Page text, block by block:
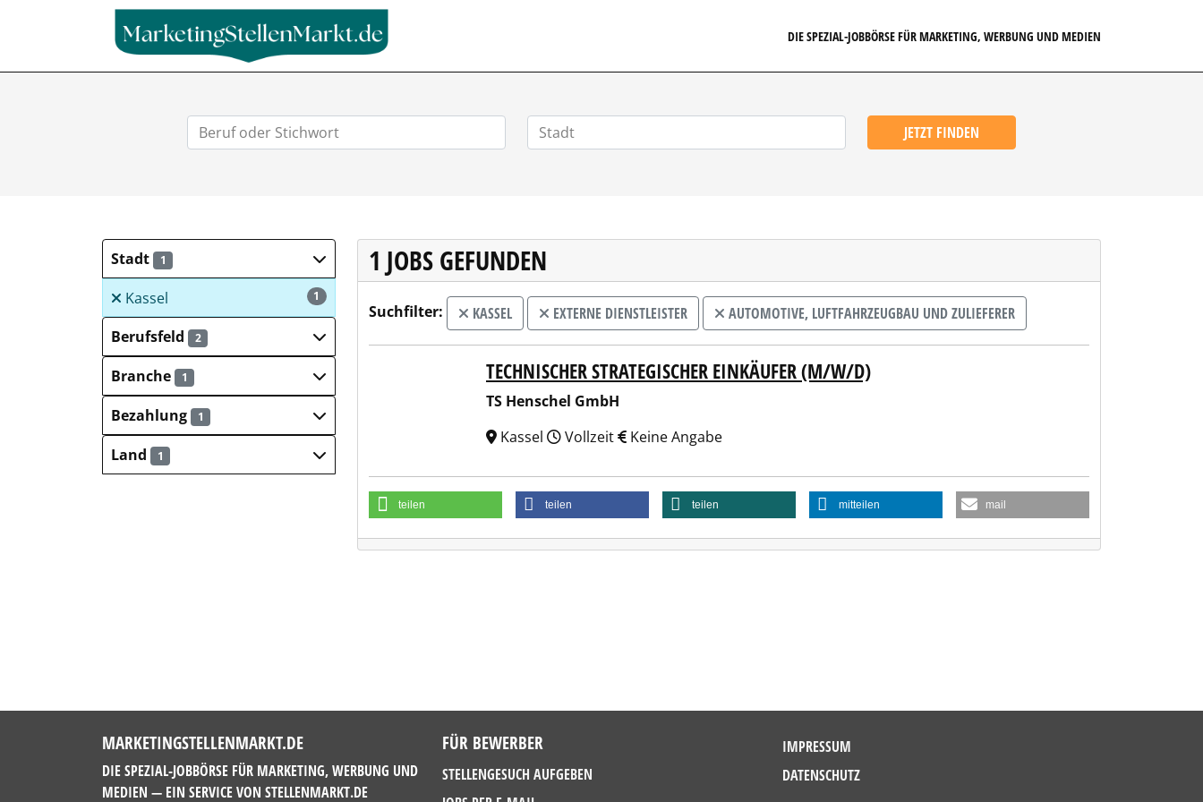
DIE SPEZIAL-JOBBÖRSE FÜR MARKETING, WERBUNG UND MEDIEN
JETZT FINDEN
Stadt 1
1
Kassel
Berufsfeld
2
Branche 1
Bezahlung 1
Land 1
1 JOBS GEFUNDEN
Suchfilter: KASSEL EXTERNE DIENSTLEISTER AUTOMOTIVE, LUFTFAHRZEUGBAU UND ZULIEFERER
TS Henschel GmbHTECHNISCHER STRATEGISCHER EINKÄUFER (M/W/D)
TS Henschel GmbH
Kassel
Vollzeit Keine Angabe
teilen teilen teilen mitteilen mail
MARKETINGSTELLENMARKT.DE
DIE SPEZIAL-JOBBÖRSE FÜR MARKETING, WERBUNG UND
MEDIEN — EIN SERVICE VON STELLENMARKT.DE
FÜR BEWERBER
STELLENGESUCH AUFGEBEN
IMPRESSUM
DATENSCHUTZ